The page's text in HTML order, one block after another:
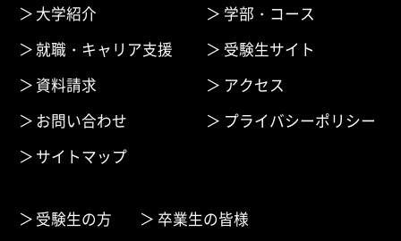
大学紹介
学部・コース
就職・キャリア支援
受験生サイト
資料請求
アクセス
お問い合わせ
プライバシーポリシー
サイトマップ
受験生の方
卒業生の皆様